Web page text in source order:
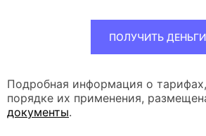
ПОЛУЧИТЬ ДЕНЬГИ
Подробная информация о
порядке их применения,
документы.